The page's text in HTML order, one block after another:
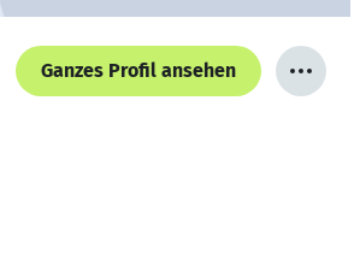
Ganzes Profil ansehen